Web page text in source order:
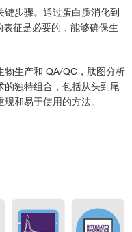
换（盐+PH）、SEC、HIC›
谱柱在pH梯度下检测不同类型
，在于不同组成的脂质体，在
键步骤。通过蛋白质消化到
征是必要的，能够确保生
物生产和 QA/QC，肽图分析
的独特组合，包括从头到尾
和易于使用的方法。